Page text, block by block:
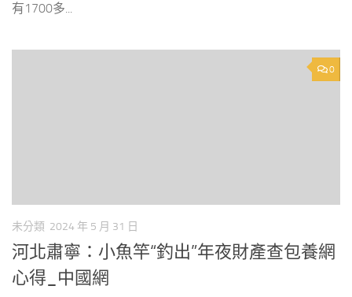
有1700多...
0
未分類 2024 年 5 月 31 日
河北肅寧：小魚竿“釣出”年夜財產查包養網
心得_中國網